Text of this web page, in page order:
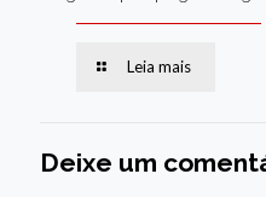
Leia mais
Deixe um